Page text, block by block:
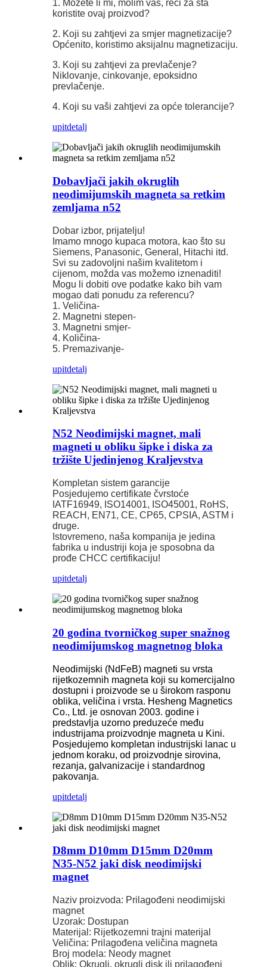
1. Možete li mi, molim vas, reći za šta
koristite ovaj proizvod?
2. Koji su zahtjevi za smjer magnetizacije?
Općenito, koristimo aksijalnu magnetizaciju.
3. Koji su zahtjevi za prevlačenje?
Niklovanje, cinkovanje, epoksidno
prevlačenje.
4. Koji su vaši zahtjevi za opće tolerancije?
upitdetalj
Dobavljači jakih okruglih
neodimijumskih magneta sa retkim
zemljama n52
Dobar izbor, prijatelju!
Imamo mnogo kupaca motora, kao što su
Siemens, Panasonic, General, Hitachi itd.
Svi su zadovoljni našim kvalitetom i
cijenom, možda vas možemo iznenaditi!
Mogu li dobiti ove podatke kako bih vam
mogao dati ponudu za referencu?
1. Veličina-
2. Magnetni stepen-
3. Magnetni smjer-
4. Količina-
5. Premazivanje-
upitdetalj
N52 Neodimijski magnet, mali
magneti u obliku šipke i diska za
tržište Ujedinjenog Kraljevstva
Kompletan sistem garancije
Posjedujemo certifikate čvrstoće
IATF16949, ISO14001, ISO45001, RoHS,
REACH, EN71, CE, CP65, CPSIA, ASTM i
druge.
Istovremeno, naša kompanija je jedina
fabrika u industriji koja je sposobna da
prođe CHCC certifikaciju!
upitdetalj
20 godina tvorničkog super snažnog
neodimijumskog magnetnog bloka
Neodimijski (NdFeB) magneti su vrsta
rijetkozemnih magneta koji su komercijalno
dostupni i proizvode se u širokom rasponu
oblika, veličina i vrsta. Hesheng Magnetics
Co., Ltd. je osnovan 2003. godine i
predstavlja uzorno preduzeće među
industrijama proizvodnje magneta u Kini.
Posjedujemo kompletan industrijski lanac u
jednom koraku, od proizvodnje sirovina,
rezanja, galvanizacije i standardnog
pakovanja.
upitdetalj
D8mm D10mm D15mm D20mm
N35-N52 jaki disk neodimijski
magnet
Naziv proizvoda: Prilagođeni neodimijski
magnet
Uzorak: Dostupan
Materijal: Rijetkozemni trajni materijal
Veličina: Prilagođena veličina magneta
Broj modela: Neody magnet
Oblik: Okrugli, okrugli disk ili prilagođeni